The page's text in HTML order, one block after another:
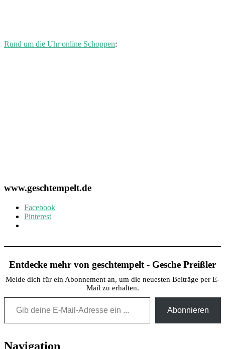
Rund um die Uhr online Schoppen:
www.geschtempelt.de
Facebook
Pinterest
Entdecke mehr von geschtempelt - Gesche Preißler
Melde dich für ein Abonnement an, um die neuesten Beiträge per E-
Mail zu erhalten.
Gib deine E-Mail-Adresse ein ...
Abonnieren
Post
Navigation